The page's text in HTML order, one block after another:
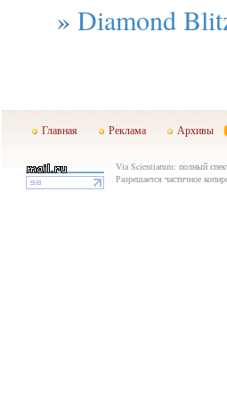
» Diamond
Главная Реклама Архивы
Via Scientiarum: полный
Разрешается частичное